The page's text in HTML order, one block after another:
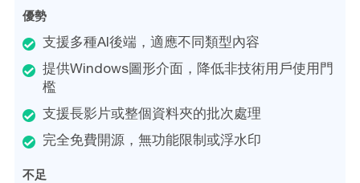
優勢
支援多種AI後端，適應不同類型內容
提供Windows圖形介面，降低非技術用戶使用門
檻
支援長影片或整個資料夾的批次處理
完全免費開源，無功能限制或浮水印
不足